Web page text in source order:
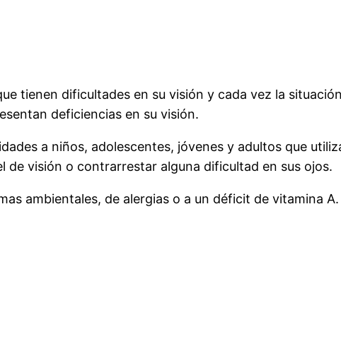
tienen dificultades en su visión y cada vez la
deficiencias en su visión.
a niños, adolescentes, jóvenes y adultos que
visión o contrarrestar alguna dificultad en sus ojos.
ambientales, de alergias o a un déficit de vitamina A.